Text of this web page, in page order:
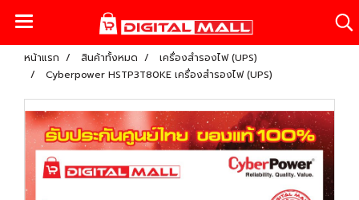
หน้าแรก สินค้าทั้งหมด
เครื่องสำรองไฟ (UPS)
Cyberpower HSTP3T80KE เครื่องสำรองไฟ (UPS)